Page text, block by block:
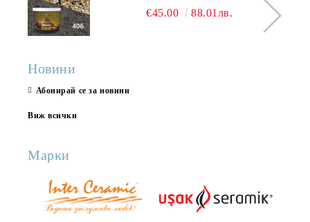
КАМЪК 406 25КГ
€45.00 88.01лв.
Новини
Абонирай се за новини
Виж всички
Марки